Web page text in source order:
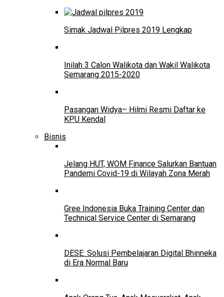
Simak Jadwal Pilpres 2019 Lengkap
Inilah 3 Calon Walikota dan Wakil Walikota
Semarang 2015-2020
Pasangan Widya– Hilmi Resmi Daftar ke
KPU Kendal
Bisnis
Jelang HUT, WOM Finance Salurkan Bantuan
Pandemi Covid-19 di Wilayah Zona Merah
Gree Indonesia Buka Training Center dan
Technical Service Center di Semarang
DESE: Solusi Pembelajaran Digital Bhinneka
di Era Normal Baru